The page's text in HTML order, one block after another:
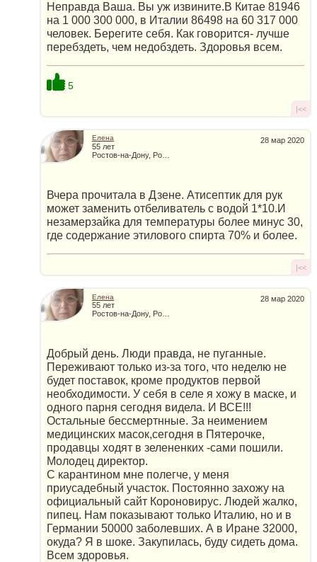
Неправда Ваша. Вы уж извините.В Китае 81946
на 1 000 300 000, в Италии 86498 на 60 317 000
человек. Берегите себя. Как говорится- лучше
перебздеть, чем недобздеть. Здоровья всем.
5
|<<
28 мар 2020
Елена
55 лет
Вчера прочитала в Дзене. Атисептик для рук
может заменить отбеливатель с водой 1*10.И
незамерзайка для температуры более минус 30,
где содержание этилового спирта 70% и более.
|<<
28 мар 2020
Елена
55 лет
Добрый день. Люди правда, не пуганные.
Переживают только из-за того, что неделю не
будет поставок, кроме продуктов первой
необходимости. У себя в селе я хожу в маске, и
одного парня сегодня видела. И ВСЕ!!!
Остальные бессмертнные. За неимением
медицинских масок,сегодня в Пятерочке,
продавцы ходят в зелененких -сами пошили.
Молодец директор.
С карантином мне полегче, у меня
приусадебный участок. Постоянно захожу на
официальный сайт Короновирус. Людей жалко,
пипец. Нам показывают только Италию, но и в
Германии 50000 заболевших. А в Иране 32000,
окуда? Я в шоке. Закупилась, буду сидеть дома.
Всем здоровья.